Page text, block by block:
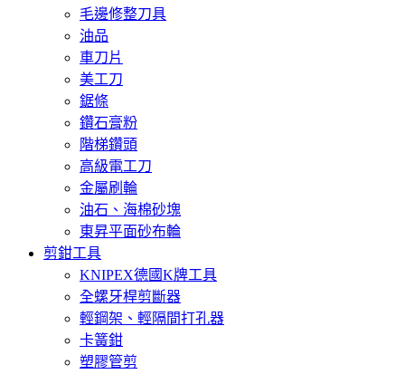
毛邊修整刀具
油品
車刀片
美工刀
鋸條
鑽石膏粉
階梯鑽頭
高級電工刀
金屬刷輪
油石、海棉砂塊
東昇平面砂布輪
剪鉗工具
KNIPEX德國K牌工具
全螺牙桿剪斷器
輕鋼架、輕隔間打孔器
卡簧鉗
塑膠管剪